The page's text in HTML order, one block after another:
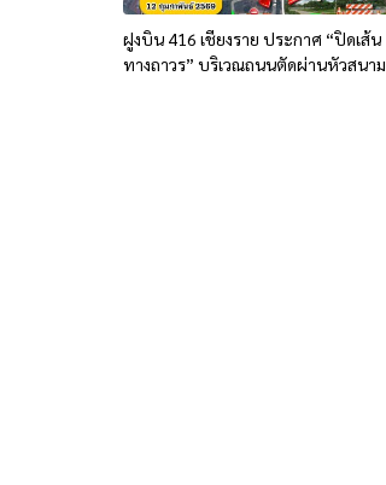
ฝูงบิน 416 เชียงราย ประกาศ “ปิดเส้น
ทางถาวร” บริเวณถนนตัดผ่านหัวสนาม